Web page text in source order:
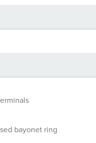
bayonet ring